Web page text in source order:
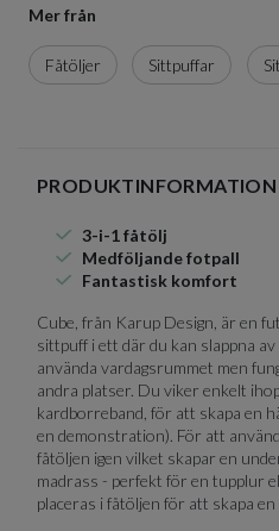
Mer från
Fåtöljer Sittpuffar
PRODUKTINFORMATION
3-i-1 fåtölj
Medföljande fotpall
Fantastisk komfort
Cube, från Karup Design, är en
sittpuff i ett där du kan slappna
använda vardagsrummet men
andra platser. Du viker enkelt
kardborreband, för att skapa en
en demonstration). För att
fåtöljen igen vilket skapar en
madrass - perfekt för en tupplur
placeras i fåtöljen för att skapa